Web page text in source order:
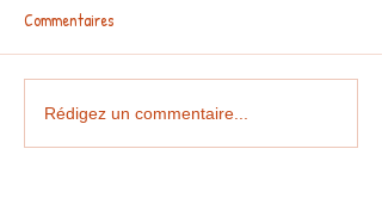
100e JOUR D'ECOLE
Commentaires
Rédigez un commentaire...